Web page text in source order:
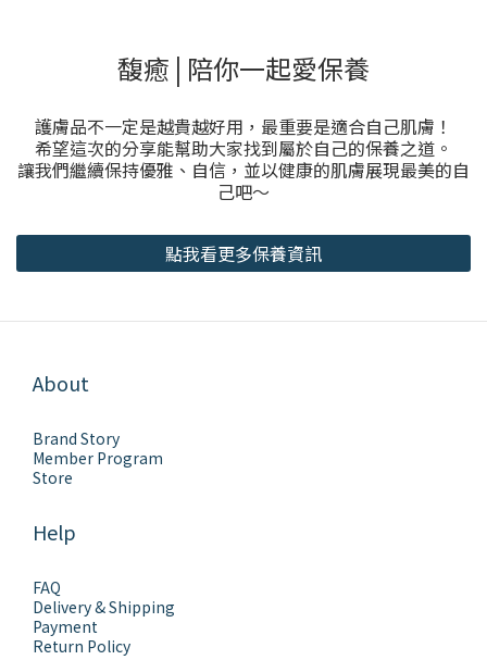
馥癒 | 陪你一起愛保養
護膚品不一定是越貴越好用，最重要是適合自己肌膚！
希望這次的分享能幫助大家找到屬於自己的保養之道。
讓我們繼續保持優雅、自信，並以健康的肌膚展現最美的自
己吧～
點我看更多保養資訊
About
Brand Story
Member Program
Store
Help
FAQ
Delivery & Shipping
Payment
Return Policy